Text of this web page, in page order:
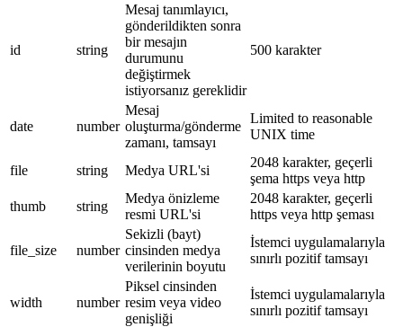
id string
Mesaj tanımlayıcı,
gönderildikten sonra
bir mesajın
durumunu
değiştirmek
istiyorsanız gereklidir
500 karakter
date number
Mesaj
oluşturma/gönderme
zamanı, tamsayı
Limited to reasonable
UNIX time
file string Medya URL'si
2048 karakter, geçerli
şema https veya http
thumb
string
Medya önizleme
resmi URL'si
2048 karakter, geçerli
https veya http şeması
file_size number
Sekizli (bayt)
cinsinden medya
verilerinin boyutu
İstemci uygulamalarıyla
sınırlı pozitif tamsayı
width number
Piksel cinsinden
resim veya video
genişliği
İstemci uygulamalarıyla
sınırlı pozitif tamsayı